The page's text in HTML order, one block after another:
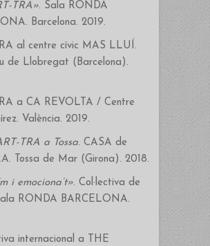
TRA». Sala RONDA
Barcelona. 2019.
al centre cívic MAS LLUÍ.
de Llobregat (Barcelona).
a CA REVOLTA / Centre
València. 2019.
TRA a Tossa. CASA de
Tossa de Mar (Girona). 2018.
i emociona’t». Col·lectiva de
RONDA BARCELONA.
internacional a THE